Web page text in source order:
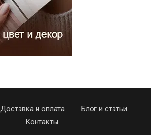
Доставка и оплата
Блог и статьи
Контакты